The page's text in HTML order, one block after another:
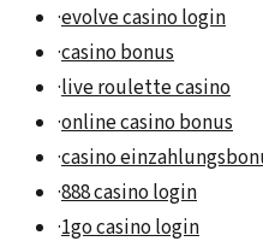
·evolve casino login
·casino bonus
·live roulette casino
·online casino bonus
·casino
·888 casino login
·1go casino login